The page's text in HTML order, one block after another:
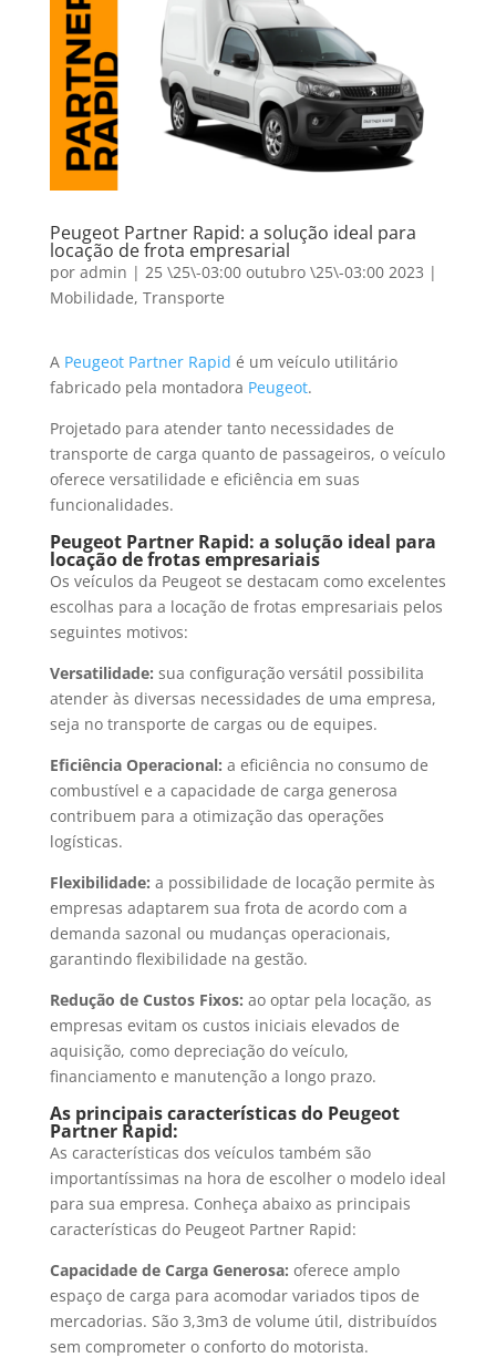
Peugeot Partner Rapid: a solução ideal para
locação de frota empresarial
por admin | 25 \25\-03:00 outubro \25\-03:00 2023 |
Mobilidade, Transporte
A Peugeot Partner Rapid é um veículo utilitário
fabricado pela montadora Peugeot.
Projetado para atender tanto necessidades de
transporte de carga quanto de passageiros, o veículo
oferece versatilidade e eficiência em suas
funcionalidades.
Peugeot Partner Rapid: a solução ideal para
locação de frotas empresariais
Os veículos da Peugeot se destacam como excelentes
escolhas para a locação de frotas empresariais pelos
seguintes motivos:
Versatilidade: sua configuração versátil possibilita
atender às diversas necessidades de uma empresa,
seja no transporte de cargas ou de equipes.
Eficiência Operacional: a eficiência no consumo de
combustível e a capacidade de carga generosa
contribuem para a otimização das operações
logísticas.
Flexibilidade: a possibilidade de locação permite às
empresas adaptarem sua frota de acordo com a
demanda sazonal ou mudanças operacionais,
garantindo flexibilidade na gestão.
Redução de Custos Fixos: ao optar pela locação, as
empresas evitam os custos iniciais elevados de
aquisição, como depreciação do veículo,
financiamento e manutenção a longo prazo.
As principais características do Peugeot
Partner Rapid:
As características dos veículos também são
importantíssimas na hora de escolher o modelo ideal
para sua empresa. Conheça abaixo as principais
características do Peugeot Partner Rapid:
Capacidade de Carga Generosa: oferece amplo
espaço de carga para acomodar variados tipos de
mercadorias. São 3,3m3 de volume útil, distribuídos
sem comprometer o conforto do motorista.